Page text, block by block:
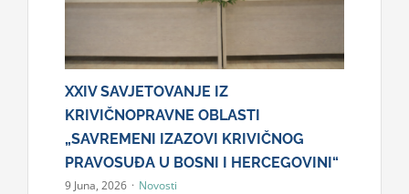
Publikacije
Projekti
Novosti
XXIV SAVJETOVANJE IZ
KRIVIČNOPRAVNE OBLASTI
„SAVREMENI IZAZOVI KRIVIČNOG
PRAVOSUĐA U BOSNI I HERCEGOVINI“
9 Juna, 2026 · Novosti